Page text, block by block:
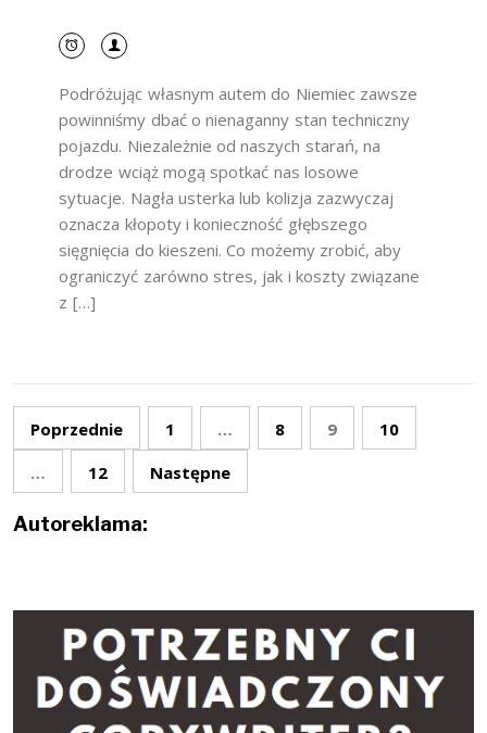
Podróżując własnym autem do Niemiec zawsze
powinniśmy dbać o nienaganny stan techniczny
pojazdu. Niezależnie od naszych starań, na
drodze wciąż mogą spotkać nas losowe
sytuacje. Nagła usterka lub kolizja zazwyczaj
oznacza kłopoty i konieczność głębszego
sięgnięcia do kieszeni. Co możemy zrobić, aby
ograniczyć zarówno stres, jak i koszty związane
z […]
Stronicowanie
wpisów
Poprzednie 1 … 8 9
10
…
12 Następne
Autoreklama: